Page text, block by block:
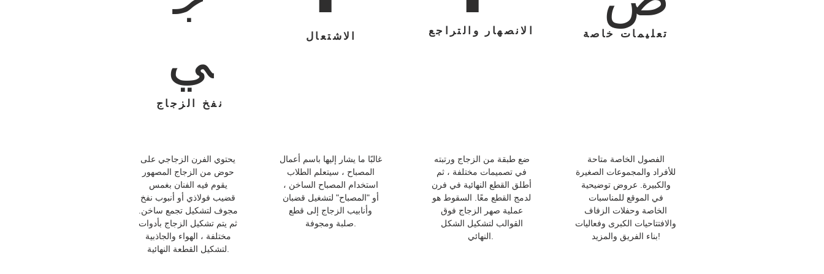
ي
نفخ الزجاج
الاشتعال الانصهار والتراجع تعليمات خاصة
يحتوي الفرن الزجاجي على
حوض من الزجاج المصهور
يقوم فيه الفنان بغمس
قضيب فولاذي أو أنبوب نفخ
مجوف لتشكيل تجمع ساخن.
ثم يتم تشكيل الزجاج بأدوات
مختلفة ، الهواء والجاذبية
غالبًا ما يشار إليها باسم أعمال
المصباح ، سيتعلم الطلاب
استخدام المصباح الساخن ،
أو "المصباح" لتشغيل قضبان
وأنابيب الزجاج إلى قطع
ضع طبقة من الزجاج ورتبته
في تصميمات مختلفة ، ثم
أطلق القطع النهائية في فرن
لدمج القطع معًا. السقوط هو
عملية صهر الزجاج فوق
القوالب لتشكيل الشكل
الفصول الخاصة متاحة
للأفراد والمجموعات الصغيرة
والكبيرة. عروض توضيحية
في الموقع للمناسبات
الخاصة وحفلات الزفاف
والافتتاحيات الكبرى وفعاليات
بناء الفريق والمزيد!